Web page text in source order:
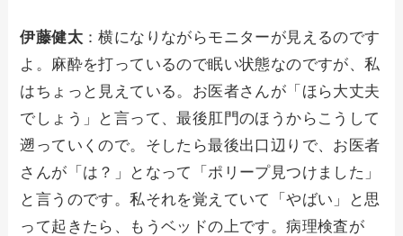
伊藤健太 ：横になりながらモニターが見えるのです
よ。麻酔を打っているので眠い状態なのですが、私
はちょっと見えている。お医者さんが「ほら大丈夫
でしょう」と言って、最後肛門のほうからこうして
遡っていくので。そしたら最後出口辺りで、お医者
さんが「は？」となって「ポリープ見つけました」
と言うのです。私それを覚えていて「やばい」と思
って起きたら、もうベッドの上です。病理検査が